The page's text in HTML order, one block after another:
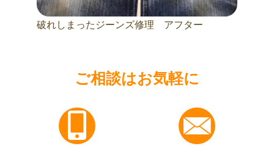
破れしまったジーンズ修理 アフター
ご相談はお気軽に